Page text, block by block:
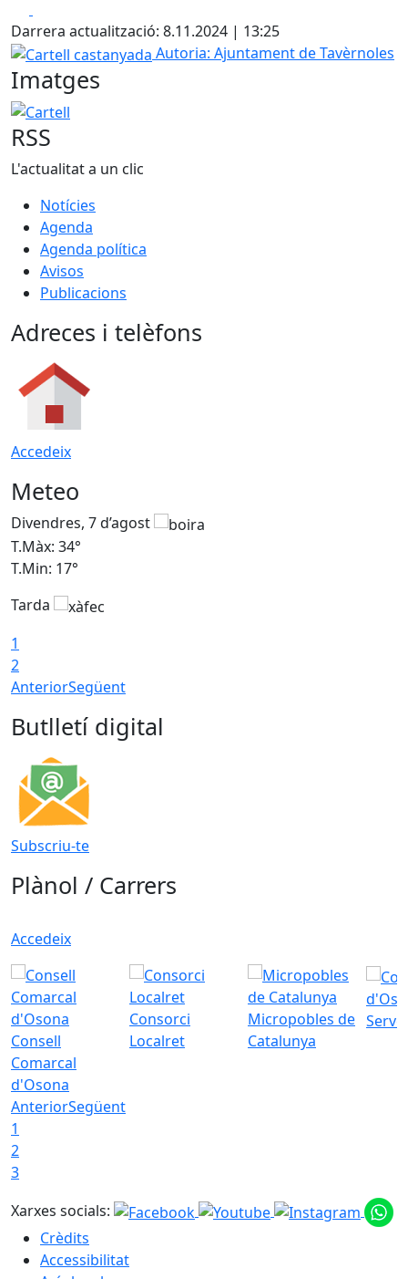
+
−
Darrera actualització: 8.11.2024 | 13:25
Cartell castanyada
Autoria: Ajuntament de Tavèrnoles
Imatges
Cartell
RSS
L'actualitat a un clic
Notícies
Agenda
Agenda política
Avisos
Publicacions
Adreces i telèfons
Accedeix
Meteo
Divendres, 7 d’agost
T.Màx: 34°
T.Min: 17°
Tarda
1
2
AnteriorSegüent
Butlletí digital
Subscriu-te
Plànol / Carrers
Accedeix
Consell
Comarcal
d'Osona
Consorci
Localret
Micropobles de
Catalunya
AnteriorSegüent
1
2
3
Xarxes socials:
Crèdits
Accessibilitat